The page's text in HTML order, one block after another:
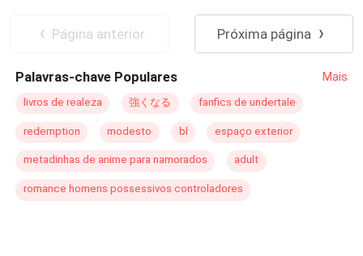
romances ardientes, llenos de pasión intensa,
restricciones, bienvenido a PECADOS DULCES.
Página anterior Próxima página
Palavras-chave Populares Mais
livros de realeza 強くなる fanfics de undertale
redemption modesto bl espaço exterior
metadinhas de anime para namorados adult
romance homens possessivos controladores